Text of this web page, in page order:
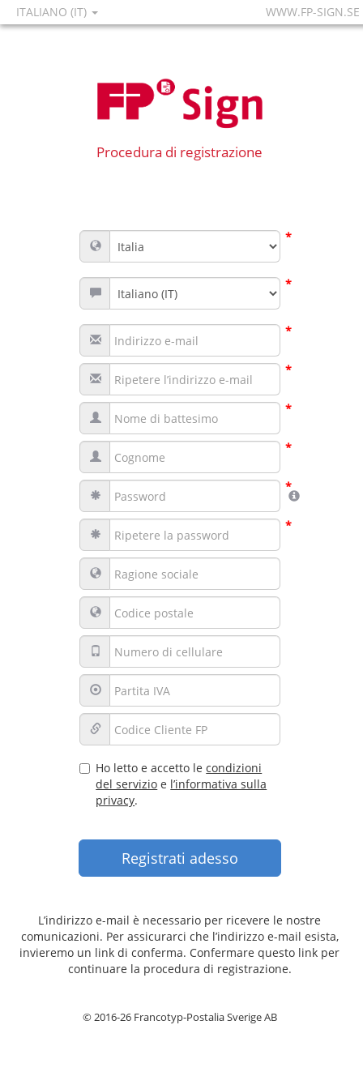
ITALIANO (IT) WWW.FP-SIGN.SE
Procedura di registrazione
*
*
*
*
*
*
*
*
Ho letto e accetto lecondizioni
del servizio e l’informativa sulla
privacy.
L’indirizzo e-mail è necessario per ricevere le nostre
comunicazioni. Per assicurarci che l’indirizzo e-mail esista,
invieremo un link di conferma. Confermare questo link per
continuare la procedura di registrazione.
© 2016-26 Francotyp-Postalia Sverige AB